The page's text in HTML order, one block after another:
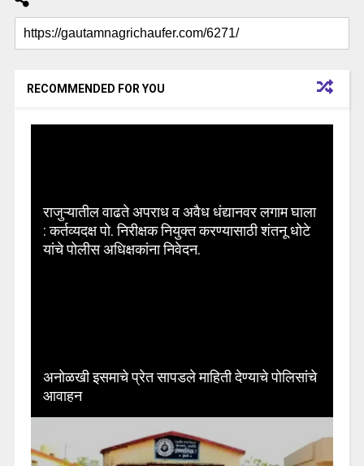
RECOMMENDED FOR YOU
राजुऱ्यातील वाढते अपराध व अवैध धंद्यानवर लगाम घाला
: कर्तव्यदक्ष पो. निरीक्षक नियुक्त करण्यासाठी शंतनू धोटे
यांचे पोलीस अधिक्षकांना निवेदन.
अनोळखी इसमाचे प्रेत सापडले माहिती देण्याचे पोलिसांचे
आवाहन